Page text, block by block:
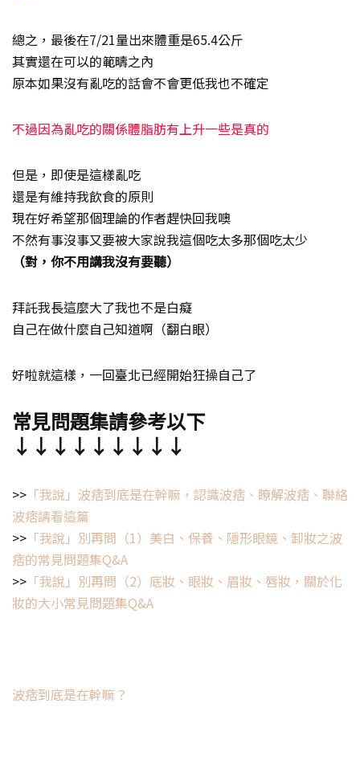
總之，最後在7/21量出來體重是65.4公斤
其實還在可以的範疇之內
原本如果沒有亂吃的話會不會更低我也不確定
不過因為亂吃的關係體脂肪有上升一些是真的
但是，即使是這樣亂吃
還是有維持我飲食的原則
現在好希望那個理論的作者趕快回我噢
不然有事沒事又要被大家說我這個吃太多那個吃太少
（對，你不用講我沒有要聽）
拜託我長這麼大了我也不是白癡
自己在做什麼自己知道啊（翻白眼）
好啦就這樣，一回臺北已經開始狂操自己了
常見問題集請參考以下
↓↓↓↓↓↓↓↓↓
>> 「我說」波痞到底是在幹嘛，認識波痞、瞭解波痞、聯絡
波痞請看這篇
>> 「我說」別再問（1）美白、保養、隱形眼鏡、卸妝之波
痞的常見問題集Q&A
>> 「我說」別再問（2）底妝、眼妝、眉妝、唇妝，關於化
妝的大小常見問題集Q&A
波痞到底是在幹嘛？